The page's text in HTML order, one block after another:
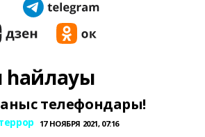
һайлауы
телефондары!
17 НОЯБРЯ 2021, 07:16